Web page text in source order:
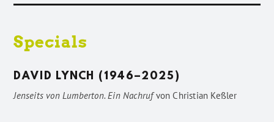
Specials
DAVID LYNCH (1946–2025)
Jenseits von Lumberton. Ein NachrufvonChristian Keßler